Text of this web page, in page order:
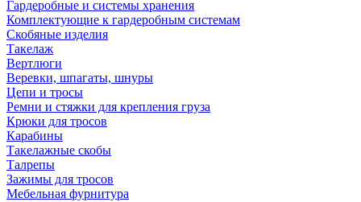
Гардеробные и системы хранения
Комплектующие к гардеробным системам
Скобяные изделия
Такелаж
Вертлюги
Веревки, шпагаты, шнуры
Цепи и тросы
Ремни и стяжки для крепления груза
Крюки для тросов
Карабины
Такелажные скобы
Талрепы
Зажимы для тросов
Мебельная фурнитура